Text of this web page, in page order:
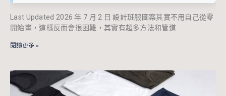
Last Updated 2026 年 7 月 2 日 設計班服圖案其實不用自己從零
開始畫，這樣反而會很困難，其實有超多方法和管道
閱讀更多 »